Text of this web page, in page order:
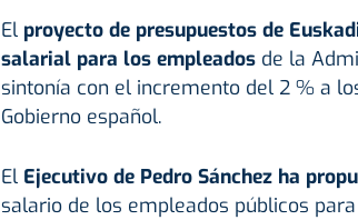
El proyecto de presupuestos de
salarial para los empleadosde la
sintonía con el incremento del 2 % a
Gobierno español.
El Ejecutivo de Pedro Sánchez ha
salario de los empleados públicos